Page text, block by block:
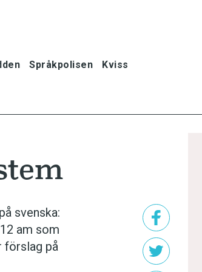
Språkpolisen Kviss
svenska:
am som
förslag på